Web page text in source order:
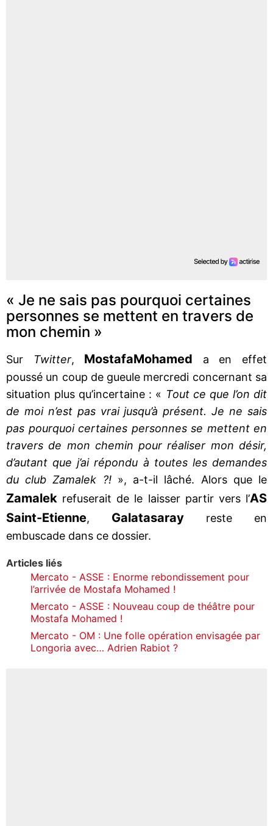
« Je ne sais pas pourquoi certaines
personnes se mettent en travers de
mon chemin »
Sur Twitter, MostafaMohamed a en effet
poussé un coup de gueule mercredi concernant sa
situation plus qu’incertaine : « Tout ce que l’on dit
de moi n’est pas vrai jusqu’à présent. Je ne sais
pas pourquoi certaines personnes se mettent en
travers de mon chemin pour réaliser mon désir,
d’autant que j’ai répondu à toutes les demandes
du club Zamalek ?!», a-t-il lâché. Alors que le
Zamalek refuserait de le laisser partir vers l’AS
Saint-Etienne, Galatasaray reste en
embuscade dans ce dossier.
Articles liés
Mercato - ASSE : Enorme rebondissement pour
l’arrivée de Mostafa Mohamed !
Mercato - ASSE : Nouveau coup de théâtre pour
Mostafa Mohamed !
Mercato - OM : Une folle opération envisagée par
Longoria avec… Adrien Rabiot ?